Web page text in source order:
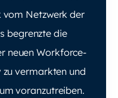
Netzwerk der
begrenzte die
neuen Workforce-
vermarkten und
voranzutreiben.